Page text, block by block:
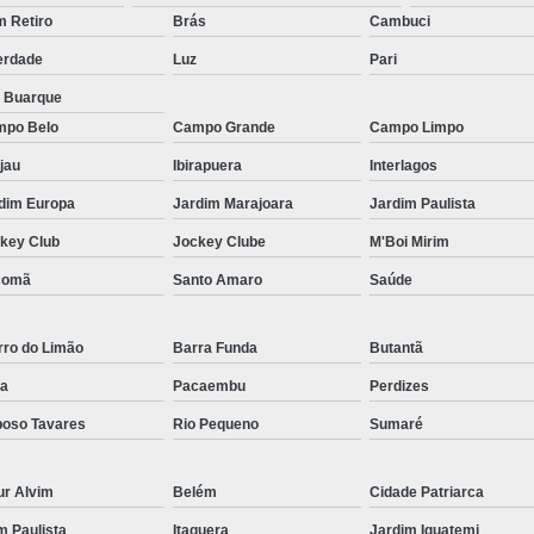
Micropigmentação na Barba ABC
Nano Micropigmentação de Barba
Nano Pigmentação Cabelo Rio
Nano
Nano
Nano
Pigmentação Capilar 3d
Pigmentação Capilar em
Pigmentação de Cabelo
Pigmentação na Careca
Retiro Brás Cambuci
Luz Pari
Buarque
Belo Campo Grande Campo Limpo
Ibirapuera Interlagos
Europa Jardim Marajoara Jardim Paulista
Club Jockey Clube M'Boi Mirim
Santo Amaro Saúde
do Limão Barra Funda Butantã
Pacaembu Perdizes
Tavares Rio Pequeno Sumaré
Alvim Belém Cidade Patriarca
Paulista Itaquera Jardim Iguatemi